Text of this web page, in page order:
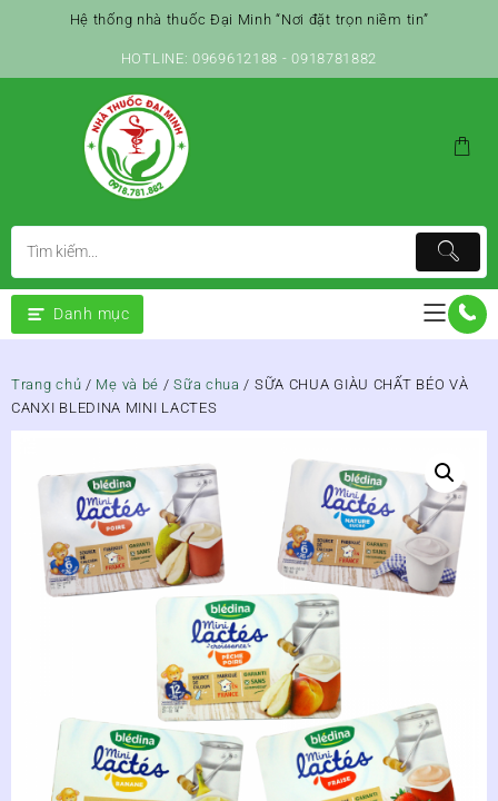
Hệ thống nhà thuốc Đại Minh “Nơi đặt trọn niềm tin”
HOTLINE: 0969612188 - 0918781882
Danh mục
Trang chủ / Mẹ và bé /Sữa chua / SỮA CHUA GIÀU CHẤT BÉO VÀ
CANXI BLEDINA MINI LACTES